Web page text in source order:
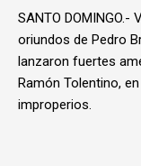
SANTO
oriundos de Pedro
lanzaron fuertes
Ramón Tolentino,
improperios.